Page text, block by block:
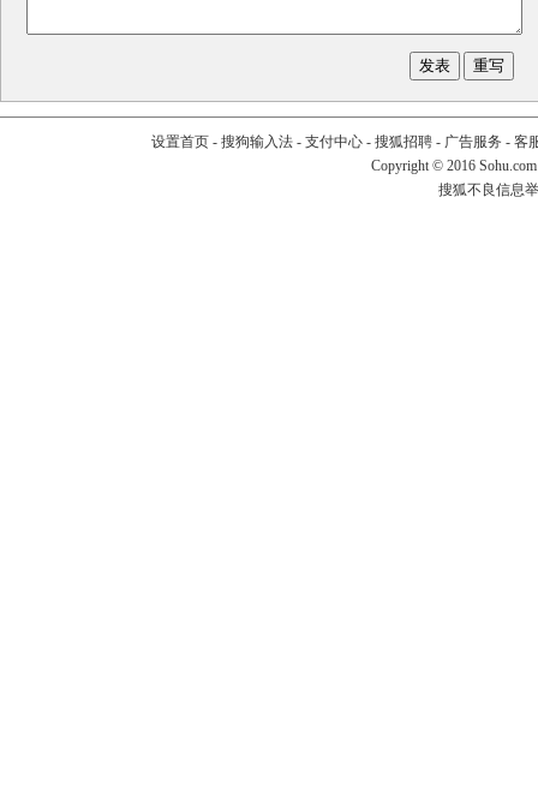
设置首页- 搜狗输入法- 支付中心- 搜狐招聘- 广告服务 - 客
Copyright © 2016
搜狐不良信息